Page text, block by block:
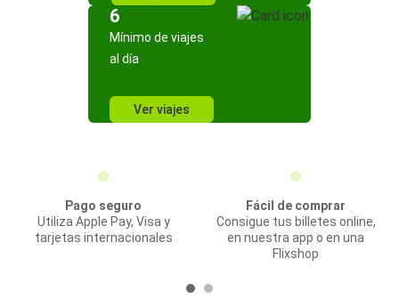
6
Mínimo de viajes
al día
Ver viajes
Pago seguro
Utiliza Apple Pay, Visa y
tarjetas internacionales
Fácil de comprar
Consigue tus billetes online,
en nuestra app o en una
Flixshop